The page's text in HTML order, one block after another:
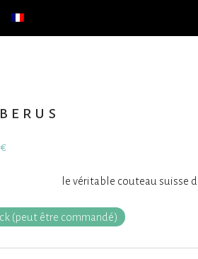
€
le véritable couteau suisse
(peut être commandé)